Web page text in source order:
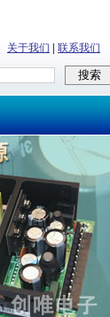
关于我们 联系我们